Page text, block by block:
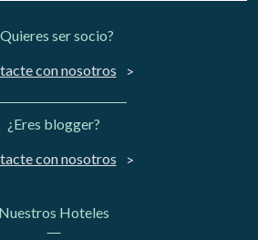
ser socio?
con nosotros
¿Eres blogger?
con nosotros
Nuestros Hoteles